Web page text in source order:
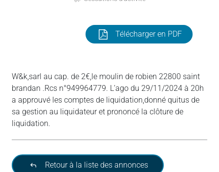
Télécharger en PDF
W&k,sarl au cap. de 2€,le moulin de robien 22800 saint
brandan .Rcs n°949964779. L’ago du 29/11/2024 à 20h
a approuvé les comptes de liquidation,donné quitus de
sa gestion au liquidateur et prononcé la clôture de
liquidation.
Retour à la liste des annonces